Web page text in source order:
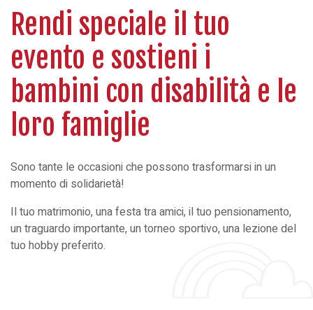
Rendi speciale il tuo
evento e sostieni i
bambini con disabilità e le
loro famiglie
Sono tante le occasioni che possono trasformarsi in un
momento di solidarietà!
Il tuo matrimonio, una festa tra amici, il tuo pensionamento,
un traguardo importante, un torneo sportivo, una lezione del
tuo hobby preferito.